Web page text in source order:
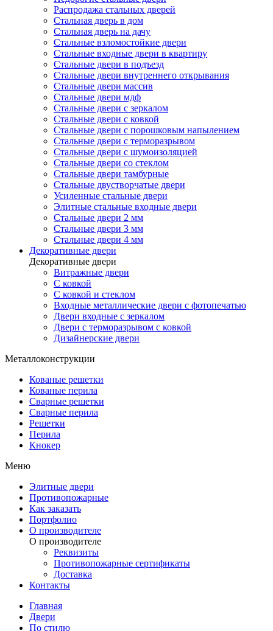
Распродажа стальных дверей
Стальная дверь в дом
Стальная дверь на дачу
Стальные взломостойкие двери
Стальные входные двери в квартиру
Стальные двери в подъезд
Стальные двери внутреннего открывания
Стальные двери массив
Стальные двери мдф
Стальные двери с зеркалом
Стальные двери с ковкой
Стальные двери с порошковым напылением
Стальные двери с терморазрывом
Стальные двери с шумоизоляцией
Стальные двери со стеклом
Стальные двери тамбурные
Стальные двустворчатые двери
Усиленные стальные двери
Элитные стальные входные двери
Стальные двери 2 мм
Стальные двери 3 мм
Стальные двери 4 мм
Декоративные двери
Декоративные двери
Витражные двери
С ковкой
С ковкой и стеклом
Входные металлические двери с фотопечатью
Двери входные с зеркалом
Двери с терморазрывом с ковкой
Дизайнерские двери
Металлоконструкции
Кованые решетки
Кованые перила
Сварные решетки
Сварные перила
Решетки
Перила
Кнокер
Меню
Элитные двери
Противопожарные
Как заказать
Портфолио
О производителе
О производителе
Реквизиты
Противопожарные сертификаты
Доставка
Контакты
Главная
Двери
По стилю